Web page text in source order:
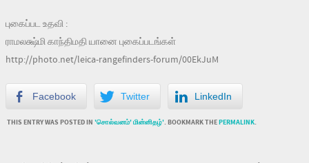
புகைப்பட உதவி :
ராமலக்ஷ்மி காந்திமதி யானை புகைப்படங்கள்
http://photo.net/leica-rangefinders-forum/00EkJuM
Facebook Twitter LinkedIn
THIS ENTRY WAS POSTED IN 'சொல்வனம்' மின்னிதழ்'. BOOKMARK THEPERMALINK.